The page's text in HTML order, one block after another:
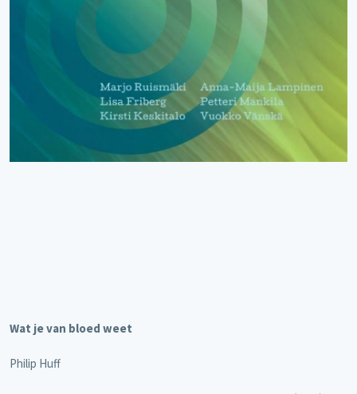
Wat je van bloed weet
Philip Huff